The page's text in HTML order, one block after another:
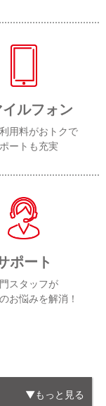
イルフォン
用料がおトクで
ートも充実
ポート
スタッフが
お悩みを解消！
もっと見る